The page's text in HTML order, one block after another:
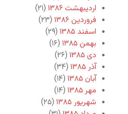
اردیبهشت ۱۳۸۶
(۲۱)
فروردین ۱۳۸۶
(۲۳)
اسفند ۱۳۸۵
(۲۹)
بهمن ۱۳۸۵
(۱۶)
دی ۱۳۸۵
(۲۶)
آذر ۱۳۸۵
(۳۴)
آبان ۱۳۸۵
(۱۴)
مهر ۱۳۸۵
(۱۴)
شهریور ۱۳۸۵
(۲۵)